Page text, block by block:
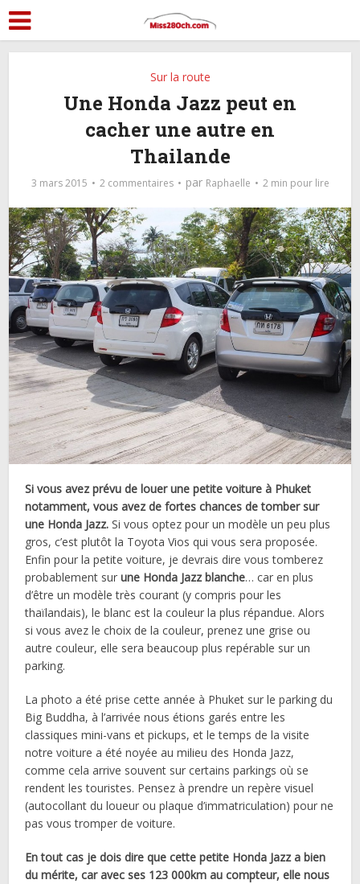
Sur la route
Une Honda Jazz peut en
cacher une autre en
Thailande
3 mars 2015 2 commentaires par Raphaelle 2 min pour lire
Si vous avez prévu de louer une petite voiture à Phuket
notamment, vous avez de fortes chances de tomber sur
une Honda Jazz. Si vous optez pour un modèle un peu plus
gros, c’est plutôt la Toyota Vios qui vous sera proposée.
Enfin pour la petite voiture, je devrais dire vous tomberez
probablement surune Honda Jazz blanche… car en plus
d’être un modèle très courant (y compris pour les
thaïlandais), le blanc est la couleur la plus répandue. Alors
si vous avez le choix de la couleur, prenez une grise ou
autre couleur, elle sera beaucoup plus repérable sur un
parking.
La photo a été prise cette année à Phuket sur le parking du
Big Buddha, à l’arrivée nous étions garés entre les
classiques mini-vans et pickups, et le temps de la visite
notre voiture a été noyée au milieu des Honda Jazz,
comme cela arrive souvent sur certains parkings où se
rendent les touristes. Pensez à prendre un repère visuel
(autocollant du loueur ou plaque d’immatriculation) pour ne
pas vous tromper de voiture.
En tout cas je dois dire que cette petite Honda Jazz a bien
du mérite, car avec ses 123 000km au compteur, elle nous